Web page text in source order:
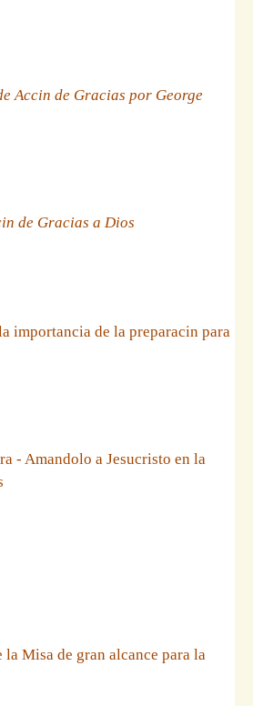
Accin de Gracias por George
de Gracias a Dios
importancia de la preparacin para
- Amandolo a Jesucristo en la
Misa de gran alcance para la